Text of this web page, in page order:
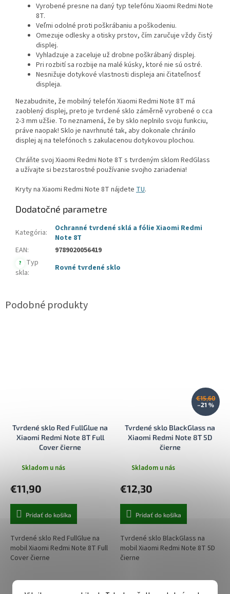
Vyrobené presne na daný typ telefónu Xiaomi Redmi Note
8T.
Veľmi odolné proti poškrábaniu a poškodeniu.
Omezuje odlesky a otisky prstov, čím zaručuje vždy čistý
displej.
Vyhladzuje a zaceluje už drobne poškrábaný displej.
Pri rozbití sa rozbije na malé kúsky, ktoré nie sú ostré.
Nesnižuje dotykové vlastnosti displeja ani čitateľnosť
displeja.
Nezabudnite, že mobilný telefón Xiaomi Redmi Note 8T má
zaoblený displej, preto je tvrdené sklo záměrně vyrobené o cca
2-3 mm užšie. To neznamená, že by sklo neplnilo svoju funkciu,
práve naopak! Sklo je navrhnuté tak, aby dokonale chránilo
displej aj na telefónoch s zakulacenou dotykovou plochou.
Chráňte svoj Xiaomi Redmi Note 8T s tvrdeným sklom RedGlass
a užívajte si bezstarostné používanie svojho zariadenia!
Kryty na Xiaomi Redmi Note 8T nájdete TU.
Dodatočné parametre
Kategória:
Ochranné tvrdené sklá a fólie Xiaomi Redmi
Note 8T
EAN: 9789020056419
?
Typ
skla: Rovné tvrdené sklo
Tvrdené sklo Red FullGlue na
Xiaomi Redmi Note 8T Full
Cover čierne
Skladom u nás
€11,90
Pridať do košíka
Tvrdené sklo Red FullGlue na
mobil Xiaomi Redmi Note 8T Full
Cover čierne
€15,60
–21 %
Tvrdené sklo BlackGlass na
Xiaomi Redmi Note 8T 5D
čierne
Skladom u nás
€12,30
Pridať do košíka
Tvrdené sklo BlackGlass na
mobil Xiaomi Redmi Note 8T 5D
čierne